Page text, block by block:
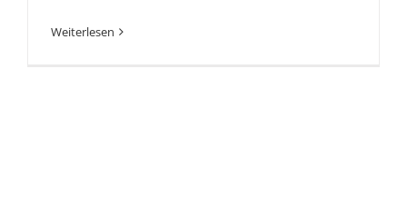
Weiterlesen